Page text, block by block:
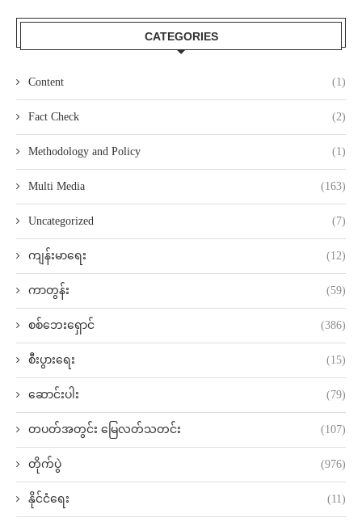
CATEGORIES
Content (1)
Fact Check (2)
Methodology and Policy (1)
Multi Media (163)
Uncategorized (7)
ကျန်းမာရေး (12)
ကာတွန်း (59)
စစ်ဘေးရှောင် (386)
စီးပွားရေး (15)
ဆောင်းပါး (79)
တပတ်အတွင်း မြေလတ်သတင်း (107)
တိုက်ပွဲ (976)
နိုင်ငံရေး (11)